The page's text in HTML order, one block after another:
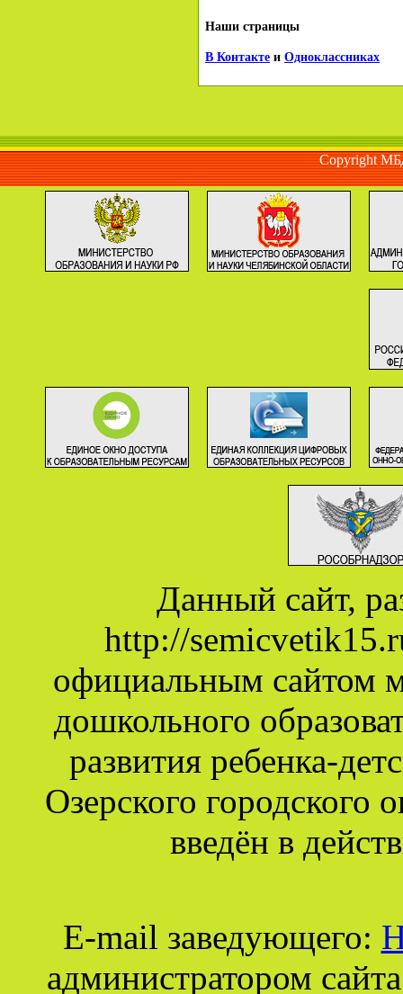
Наши страницы
В Контакте и Одноклассниках
Copyright
Данный сайт,
http://
официальным сайтом
дошкольного
развития ребенка-
Озерского городского
введён в
E-mail заведующего:
администратором